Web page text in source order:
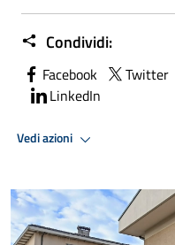
Condividi:
Facebook Twitter
LinkedIn
Vedi azioni